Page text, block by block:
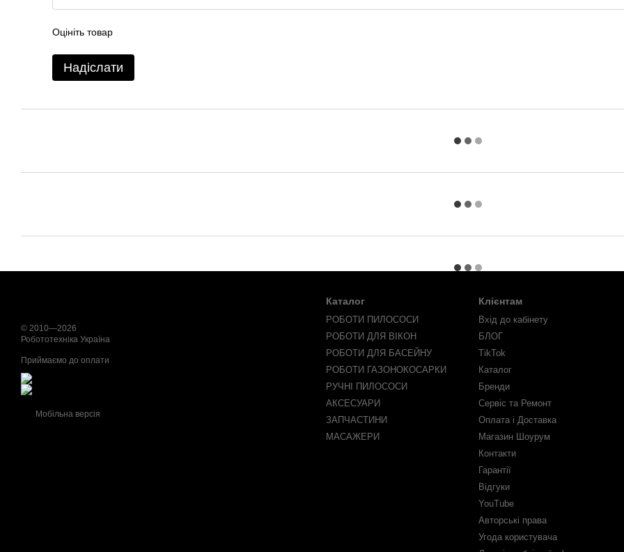
Оцініть товар
Надіслати
© 2010—2026
Робототехніка Україна
Приймаємо до оплати
Мобільна версія
Каталог
РОБОТИ ПИЛОСОСИ
РОБОТИ ДЛЯ ВІКОН
РОБОТИ ДЛЯ БАСЕЙНУ
РОБОТИ ГАЗОНОКОСАРКИ
РУЧНІ ПИЛОСОСИ
АКСЕСУАРИ
ЗАПЧАСТИНИ
МАСАЖЕРИ
Клієнтам
Вхід до кабінету
БЛОГ
TikTok
Каталог
Бренди
Сервіс та Ремонт
Оплата і Доставка
Магазин Шоурум
Контакти
Гарантії
Відгуки
YouTube
Авторські права
Угода користувача